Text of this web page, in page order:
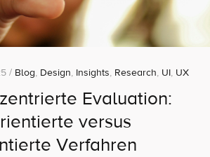
/ Blog, Design, Insights, Research, UI, UX
Evaluation:
versus
Verfahren